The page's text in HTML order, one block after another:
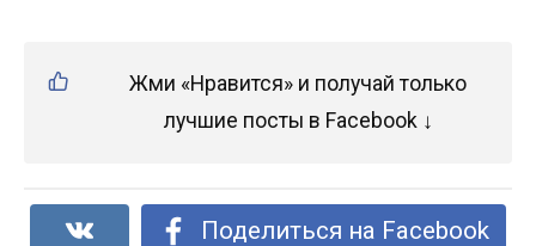
Жми «Нравится» и получай только
лучшие посты в Facebook ↓
Поделиться на Facebook